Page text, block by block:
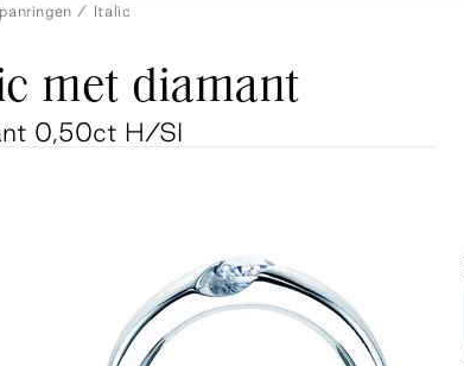
Italic
met diamant
0,50ct H/SI